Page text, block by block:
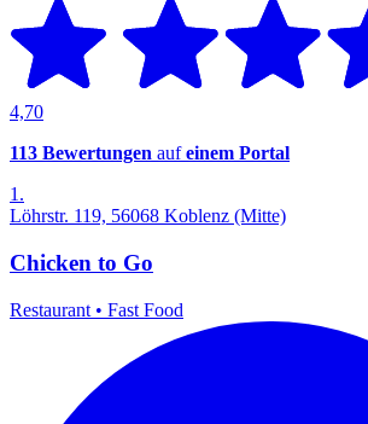
4,70
113 Bewertungen aufeinem Portal
1.
Löhrstr. 119, 56068 Koblenz (Mitte)
Chicken to Go
Restaurant • Fast Food